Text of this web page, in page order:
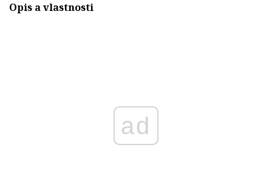
Opis a vlastnosti
ad